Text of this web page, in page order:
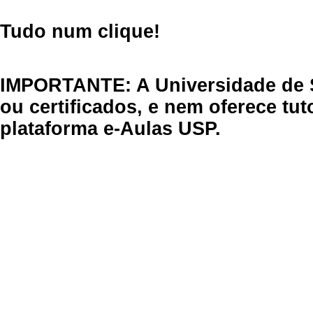
Tudo num clique!
IMPORTANTE: A Universidade
ou certificados, e nem oferece
plataforma e-Aulas USP.